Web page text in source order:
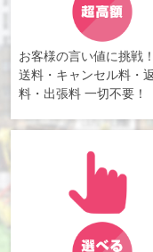
お客様の言い値に挑戦！
送料・キャンセル料・
料・出張料 一切不要！